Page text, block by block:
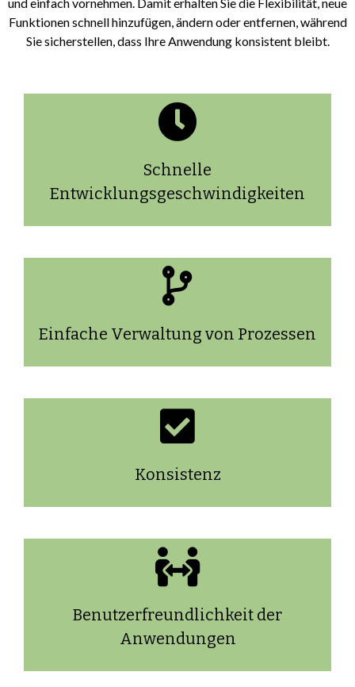
Funktionen schnell hinzufügen, ändern oder entfernen, während
Sie sicherstellen, dass Ihre Anwendung konsistent bleibt.
Schnelle
Entwicklungsgeschwindigkeiten
Einfache Verwaltung von Prozessen
Konsistenz
Benutzerfreundlichkeit der
Anwendungen